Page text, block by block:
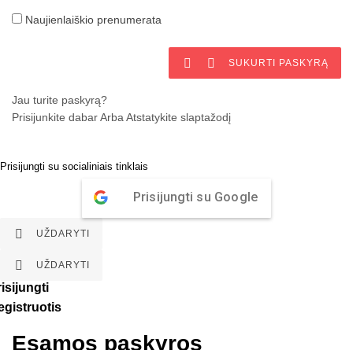
Naujienlaiškio prenumerata
  SUKURTI PASKYRĄ
Jau turite paskyrą?
Prisijunkite dabarArbaAtstatykite slaptažodį
Prisijungti su socialiniais tinklais
Prisijungti su Google
 UŽDARYTI
 UŽDARYTI
Esamos paskyros